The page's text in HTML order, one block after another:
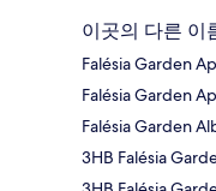
이곳의 다른 이
Falésia Garden
Falésia Garden
Falésia Garden
3HB Falésia